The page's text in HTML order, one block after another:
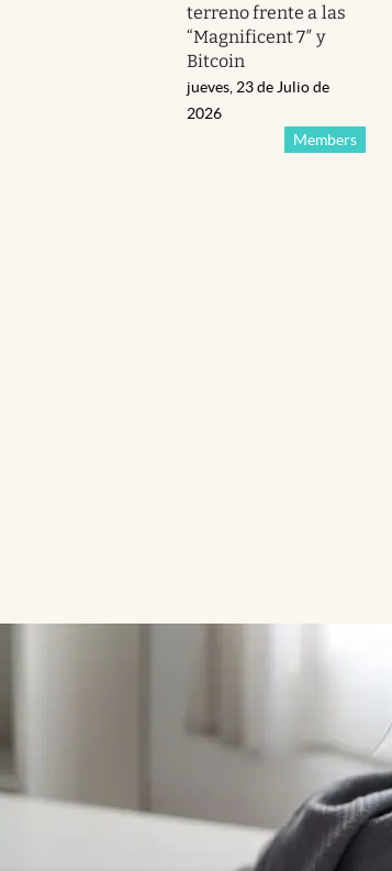
terreno frente a las
“Magnificent 7″ y
Bitcoin
Members
jueves, 23 de Julio de
2026